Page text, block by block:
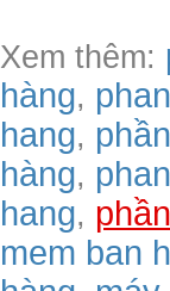
Xem thêm:
hàng,
hang,
hàng,
hang,
mem ban